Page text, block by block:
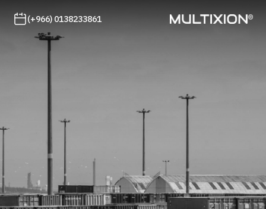
(+966) 0138233861